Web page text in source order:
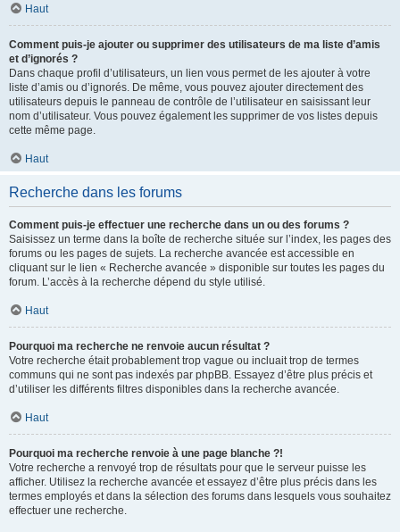
Haut
Comment puis-je ajouter ou supprimer des utilisateurs de ma liste d’amis
et d’ignorés ?
Dans chaque profil d’utilisateurs, un lien vous permet de les ajouter à votre
liste d’amis ou d’ignorés. De même, vous pouvez ajouter directement des
utilisateurs depuis le panneau de contrôle de l’utilisateur en saisissant leur
nom d’utilisateur. Vous pouvez également les supprimer de vos listes depuis
cette même page.
Haut
Recherche dans les forums
Comment puis-je effectuer une recherche dans un ou des forums ?
Saisissez un terme dans la boîte de recherche située sur l’index, les pages des
forums ou les pages de sujets. La recherche avancée est accessible en
cliquant sur le lien « Recherche avancée » disponible sur toutes les pages du
forum. L’accès à la recherche dépend du style utilisé.
Haut
Pourquoi ma recherche ne renvoie aucun résultat ?
Votre recherche était probablement trop vague ou incluait trop de termes
communs qui ne sont pas indexés par phpBB. Essayez d’être plus précis et
d’utiliser les différents filtres disponibles dans la recherche avancée.
Haut
Pourquoi ma recherche renvoie à une page blanche ?!
Votre recherche a renvoyé trop de résultats pour que le serveur puisse les
afficher. Utilisez la recherche avancée et essayez d’être plus précis dans les
termes employés et dans la sélection des forums dans lesquels vous souhaitez
effectuer une recherche.